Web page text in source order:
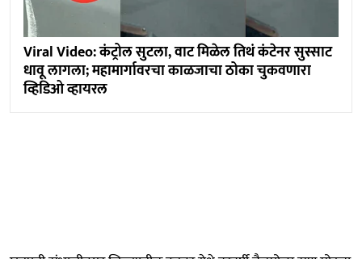
Viral Video: कंट्रोल सुटला, वाट मिळेल तिथं कंटेनर सुस्साट
धावू लागला; महामार्गावरचा काळजाचा ठोका चुकवणारा
व्हिडिओ व्हायरल